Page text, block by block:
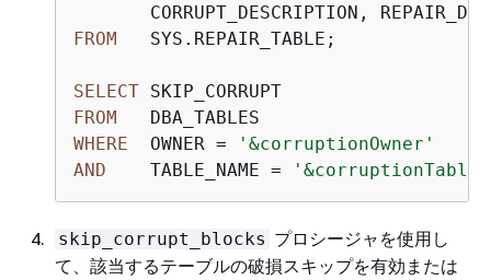
FROM
   SYS.REPAIR_TABLE;
SELECT
FROM
WHERE
  OWNER
=
'&corruptionOwner'
AND
    TABLE_NAME
= '&corruptionTable'
skip_corrupt_blocks プロシージャを使用し
て、該当するテーブルの破損スキップを有効または